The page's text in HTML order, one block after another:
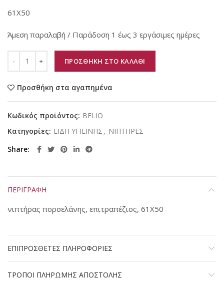
61Χ50
Άμεση παραλαβή / Παράδοση 1 έως 3 εργάσιμες ημέρες
ΠΡΟΣΘΗΚΗ ΣΤΟ ΚΑΛΑΘΙ
Προσθήκη στα αγαπημένα
Κωδικός προϊόντος: BELIO
Κατηγορίες: ΕΙΔΗ ΥΓΙΕΙΝΗΣ , ΝΙΠΤΗΡΕΣ
Share
ΠΕΡΙΓΡΑΦΗ
νιπτήρας πορσελάνης, επιτραπέζιος, 61Χ50
ΕΠΙΠΡΟΣΘΕΤΕΣ ΠΛΗΡΟΦΟΡΙΕΣ
ΤΡΟΠΟΙ ΠΛΗΡΩΜΗΣ ΑΠΟΣΤΟΛΗΣ